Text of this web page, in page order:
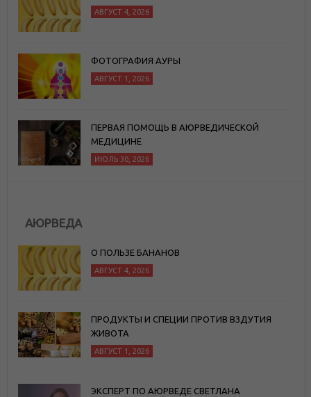
АВГУСТ 4, 2026
ФОТОГРАФИЯ АУРЫ
АВГУСТ 1, 2026
ПЕРВАЯ ПОМОЩЬ В АЮРВЕДИЧЕСКОЙ
МЕДИЦИНЕ
ИЮЛЬ 30, 2026
АЮРВЕДА
О ПОЛЬЗЕ БАНАНОВ
АВГУСТ 4, 2026
ПРОДУКТЫ И СПЕЦИИ ПРОТИВ ВЗДУТИЯ
ЖИВОТА
АВГУСТ 1, 2026
ЭКСПЕРТ ПО АЮРВЕДЕ СВЕТЛАНА